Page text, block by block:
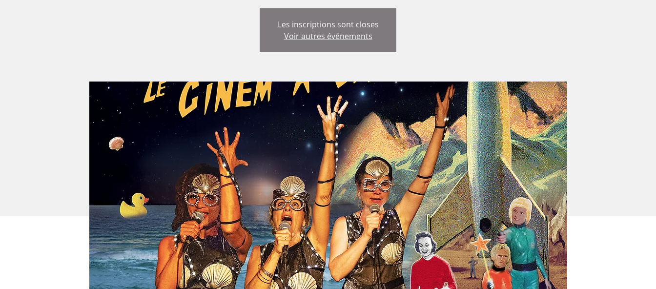
Les inscriptions sont closes
Voir autres événements